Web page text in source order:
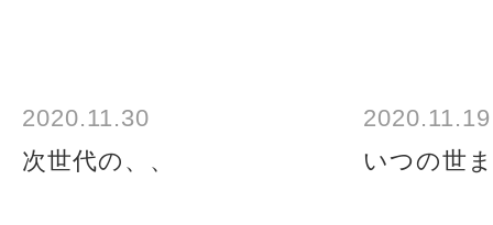
2020.11.30
次世代の、、
2020.11.19
いつの世